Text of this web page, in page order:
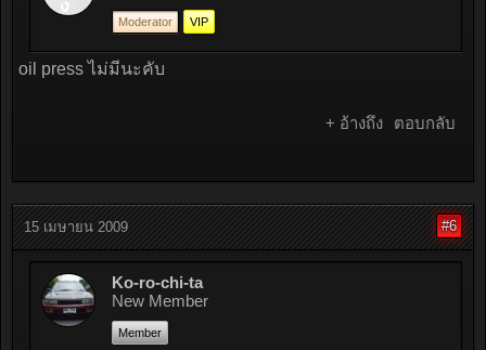
Moderator VIP
oil press ไม่มีนะคับ
+ อ้างถึง ตอบกลับ
15 เมษายน 2009 #6
Ko-ro-chi-ta
New Member
Member